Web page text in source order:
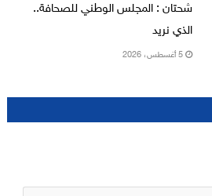
شحتان : المجلس الوطني للصحافة..
الذي نريد
5 أغسطس، 2026